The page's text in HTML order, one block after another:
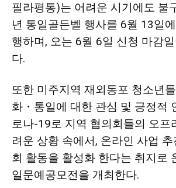
필라평통)는 어려운 시기에도 불
년 통일골든벨 행사를 6월 13일에
행하며, 오는 6월 6일 신청 마감
다.
또한 미주지역 재외동포 청소년
화 ・ 통일에 대한 관심 및 긍정적
로나-19로 지역 협의회들의 오프
려운 상황 속에서, 온라인 사업
회 활동을 활성화 한다는 취지로
일문예공모전을 개최한다.